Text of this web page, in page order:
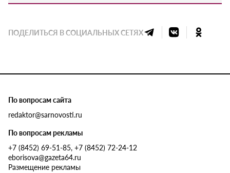
ПОДЕЛИТЬСЯ В СОЦИАЛЬНЫХ СЕТЯХ
По вопросам сайта
redaktor@sarnovosti.ru
По вопросам рекламы
+7 (8452) 69-51-85, +7 (8452) 72-24-12
eborisova@gazeta64.ru
Размещение рекламы